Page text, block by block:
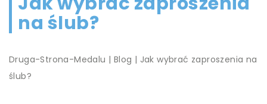
na ślub?
Druga-Strona-Medalu | Blog | Jak wybrać zaproszenia na
ślub?